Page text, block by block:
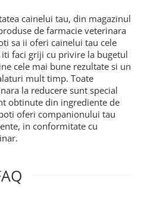
cainelui tau, din magazinul
de farmacie veterinara
sa ii oferi cainelui tau cele
faci griji cu privire la bugetul
cele mai bune rezultate si un
mult timp. Toate
la reducere sunt special
obtinute din ingrediente de
oferi companionului tau
in conformitate cu